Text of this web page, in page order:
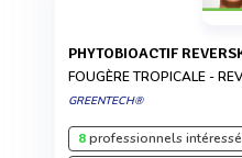
PHYTOBIOACTIF
FOUGÈRE TROPICALE -
GREENTECH®
8professionnels